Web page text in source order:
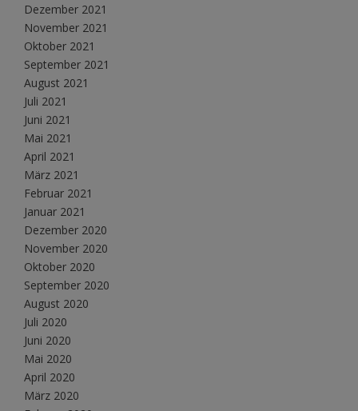
Dezember 2021
November 2021
Oktober 2021
September 2021
August 2021
Juli 2021
Juni 2021
Mai 2021
April 2021
März 2021
Februar 2021
Januar 2021
Dezember 2020
November 2020
Oktober 2020
September 2020
August 2020
Juli 2020
Juni 2020
Mai 2020
April 2020
März 2020